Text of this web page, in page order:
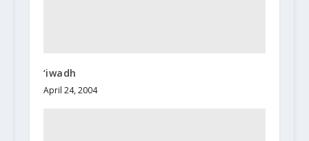
‘iwadh
April 24, 2004